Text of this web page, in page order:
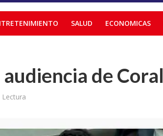
SALUD ECONOMICAS
de Coral
Lectura